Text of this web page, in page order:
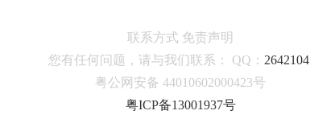
联系方式 免责声明
您有任何问题，请与我们联系： QQ： 2642104
粤公网安备 44010602000423号
粤ICP备13001937号